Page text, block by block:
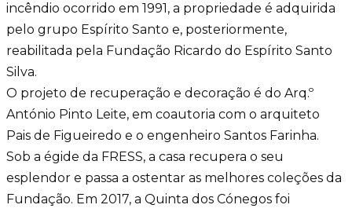
incêndio ocorrido em 1991, a propriedade é adquirida
pelo grupo Espírito Santo e, posteriormente,
reabilitada pela Fundação Ricardo do Espírito Santo
Silva.
O projeto de recuperação e decoração é do Arq.º
António Pinto Leite, em coautoria com o arquiteto
Pais de Figueiredo e o engenheiro Santos Farinha.
Sob a égide da FRESS, a casa recupera o seu
esplendor e passa a ostentar as melhores coleções da
Fundação. Em 2017, a Quinta dos Cónegos foi